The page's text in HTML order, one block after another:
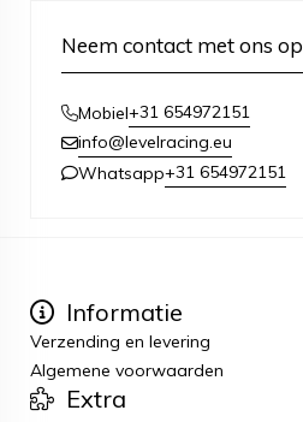
Neem contact met ons op
Mobiel+31 654972151
info@levelracing.eu
Whatsapp+31 654972151
Informatie
Verzending en levering
Algemene voorwaarden
Extra